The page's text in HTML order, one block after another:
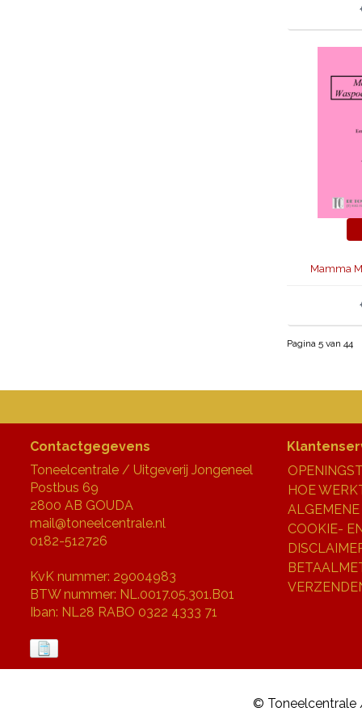
Mamma
Pagina 5 van 44
Contactgegevens
Toneelcentrale / Uitgeverij Jongeneel
Postbus 69
2800 AB GOUDA
mail@toneelcentrale.nl
0182-512726
KvK nummer: 29004983
BTW nummer: NL.0017.05.301.B01
Iban: NL28 RABO 0322 4333 71
HOE
COOKIE-
© Toneelcentrale